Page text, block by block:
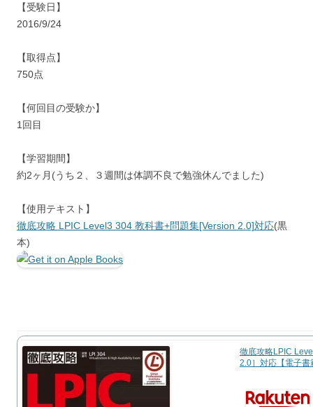
【受験日】
2016/9/24
【取得点】
750点
【何回目の受験か】
1回目
【学習期間】
約2ヶ月(うち２、３週間は体調不良で勉強休んでました)
【使用テキスト】
徹底攻略 LPIC Level3 304 教科書+問題集[Version 2.0]対応(黒
本)
徹底攻略LPIC
2.0］対応【電子書